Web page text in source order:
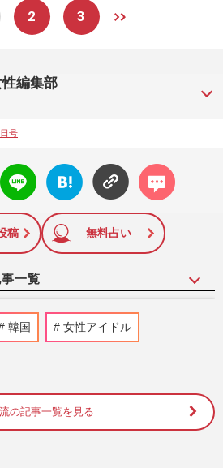
2 3
編集部
、感動ドキュメント、美容・健
の“義母”が抱える400万円超の“借金
プ。この一報から約2か月後、宮内庁
事は2018年の「編集者が選ぶ雑誌ジ
受賞した。毎週火曜日発売。
号
LINE
はてな
ブック
に追加
コメン
ト
稿 無料占い
一覧
海外セレブ流行の「ハイレグボディ
ツ」私服に「スタイル抜群」「都会
・宮脇咲良の“超ミニ丈”ホ
ンツ姿に「え、履き忘れてる!?」神
韓国 女性アイドル
の記事一覧を見る